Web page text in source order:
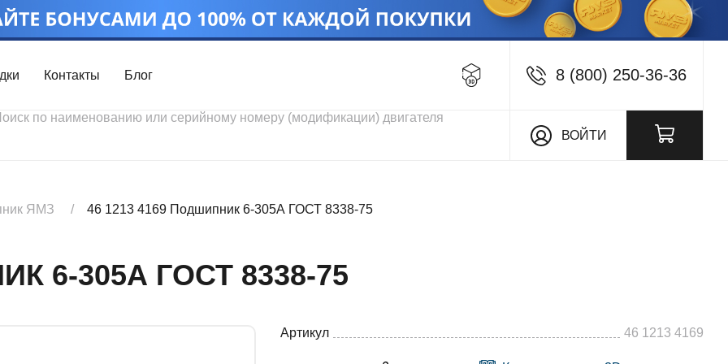
Контакты Блог 8 (800) 250-36-36
ВОЙТИ
Скидки
ЯМЗ 46 1213 4169 Подшипник 6-305А ГОСТ 8338-75
6-305А ГОСТ 8338-75
Артикул 46 1213 4169